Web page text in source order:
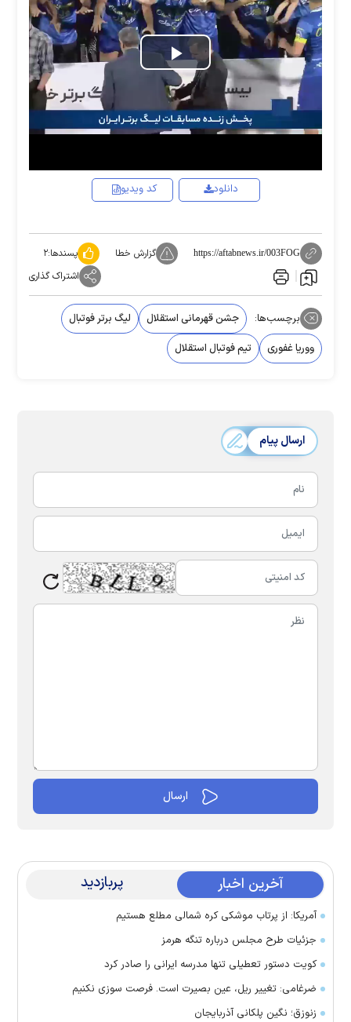
Play
Video
کد ویدیو دانلود
https://aftabnews.ir/003FOG گزارش خطا پسندها:۲
اشتراک گذاری
برچسب‌ها: جشن قهرمانی استقلال
لیگ برتر فوتبال
ووریا غفوری
تیم فوتبال استقلال
ارسال پیام
آخرین اخبار پربازدید
آمریکا: از پرتاب موشکی کره شمالی مطلع هستیم
جزئیات طرح مجلس درباره تنگه هرمز
کویت دستور تعطیلی تنها مدرسه ایرانی را صادر کرد
ضرغامی: تغییر ریل، عین بصیرت است. فرصت سوزی نکنیم
زنوزق؛ نگین پلکانی آذربایجان